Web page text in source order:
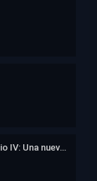
La guerra de las galaxias Episodio IV: Una nueva esperanza